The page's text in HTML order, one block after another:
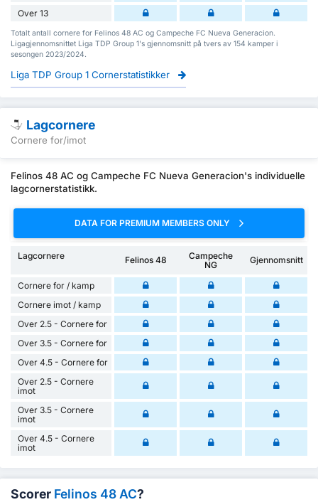
Over 13
Totalt antall cornere for Felinos 48 AC og Campeche FC Nueva Generacion.
Ligagjennomsnittet Liga TDP Group 1's gjennomsnitt på tvers av 154 kamper i
sesongen 2023/2024.
Liga TDP Group 1 Cornerstatistikker
Lagcornere
Cornere for/imot
Felinos 48 AC og Campeche FC Nueva Generacion's individuelle
lagcornerstatistikk.
DATA FOR PREMIUM MEMBERS ONLY
Lagcornere Felinos 48
Campeche
NG
Gjennomsnitt
Cornere for / kamp
Cornere imot / kamp
Over 2.5 - Cornere for
Over 3.5 - Cornere for
Over 4.5 - Cornere for
Over 2.5 - Cornere
imot
Over 3.5 - Cornere
imot
Over 4.5 - Cornere
imot
Scorer Felinos 48 AC?